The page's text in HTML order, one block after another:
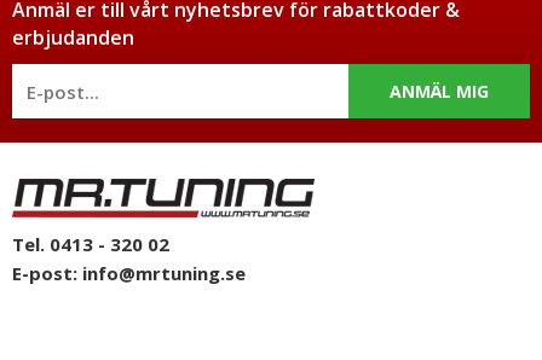
Anmäl er till vårt nyhetsbrev för rabattkoder &
erbjudanden
ANMÄL MIG
Tel. 0413 - 320 02
E-post: info@mrtuning.se